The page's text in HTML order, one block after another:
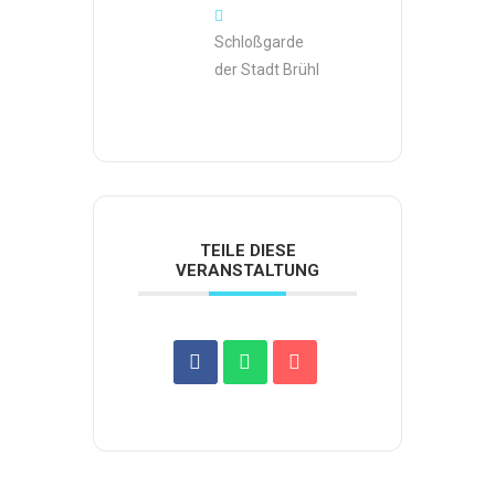
Schloßgarde
der Stadt Brühl
TEILE DIESE
VERANSTALTUNG